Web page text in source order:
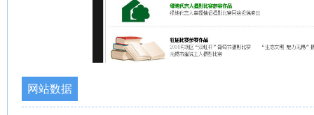
网站数据